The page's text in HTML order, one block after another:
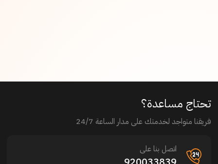
تحتاج مساعدة؟
فريقنا متواجد لخدمتك على مدار الساعة 24/7
اتصل بنا على